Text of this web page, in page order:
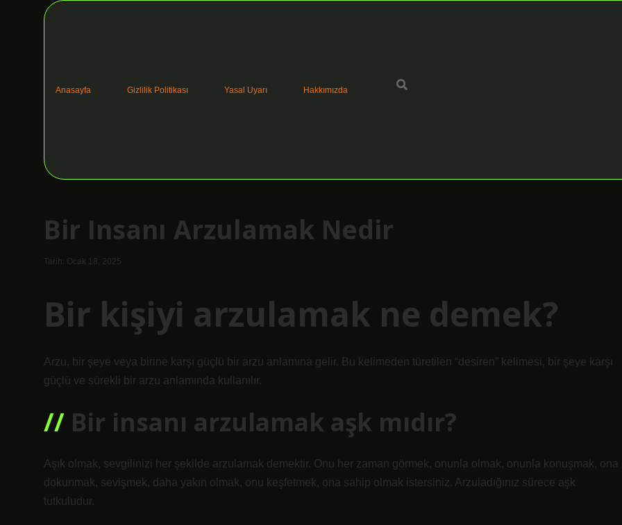
Anasayfa Gizlilik Politikası Yasal Uyarı Hakkımızda
Bir Insanı Arzulamak Nedir
Tarih: Ocak 18, 2025
Bir kişiyi arzulamak ne demek?
Arzu, bir şeye veya birine karşı güçlü bir arzu anlamına gelir. Bu kelimeden türetilen “desiren” kelimesi, bir şeye karşı
güçlü ve sürekli bir arzu anlamında kullanılır.
Bir insanı arzulamak aşk mıdır?
Aşık olmak, sevgilinizi her şekilde arzulamak demektir. Onu her zaman görmek, onunla olmak, onunla konuşmak, ona
dokunmak, sevişmek, daha yakın olmak, onu keşfetmek, ona sahip olmak istersiniz. Arzuladığınız sürece aşk
tutkuludur.